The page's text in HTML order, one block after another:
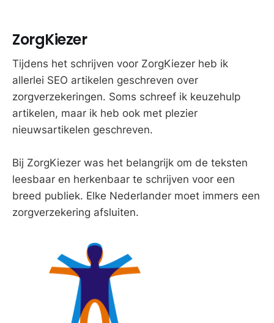
ZorgKiezer
Tijdens het schrijven voor ZorgKiezer heb ik
allerlei SEO artikelen geschreven over
zorgverzekeringen. Soms schreef ik keuzehulp
artikelen, maar ik heb ook met plezier
nieuwsartikelen geschreven.
Bij ZorgKiezer was het belangrijk om de teksten
leesbaar en herkenbaar te schrijven voor een
breed publiek. Elke Nederlander moet immers een
zorgverzekering afsluiten.